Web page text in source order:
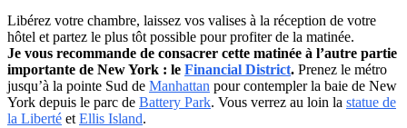
Libérez votre chambre, laissez vos valises à la réception de votre
hôtel et partez le plus tôt possible pour profiter de la matinée.
Je vous recommande de consacrer cette matinée à l’autre partie
importante de New York : le Financial District. Prenez le métro
jusqu’à la pointe Sud de Manhattan pour contempler la baie de New
York depuis le parc de Battery Park. Vous verrez au loin la statue de
la Liberté et Ellis Island.